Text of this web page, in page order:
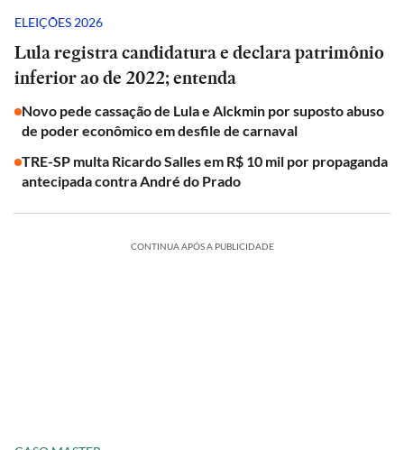
ELEIÇÕES 2026
Lula registra candidatura e declara patrimônio
inferior ao de 2022; entenda
Novo pede cassação de Lula e Alckmin por suposto abuso
de poder econômico em desfile de carnaval
TRE-SP multa Ricardo Salles em R$ 10 mil por propaganda
antecipada contra André do Prado
CONTINUA APÓS A PUBLICIDADE